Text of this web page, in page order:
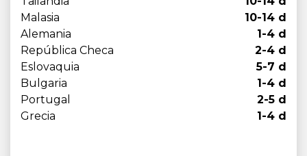
Malasia
10-14 d
Alemania
1-4 d
República Checa
2-4 d
Eslovaquia
5-7 d
Bulgaria
1-4 d
Portugal
2-5 d
Grecia
1-4 d